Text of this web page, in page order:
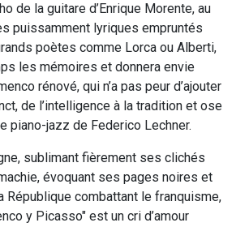
de la guitare d’Enrique Morente, au
puissamment lyriques empruntés
poètes comme Lorca ou Alberti,
les mémoires et donnera envie
rénové, qui n’a pas peur d’ajouter
de l’intelligence à la tradition et ose
piano-jazz de Federico Lechner.
sublimant fièrement ses clichés
évoquant ses pages noires et
République combattant le franquisme,
y Picasso" est un cri d’amour